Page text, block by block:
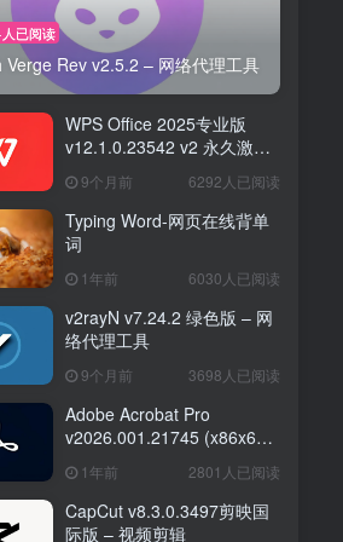
已阅读
Verge Rev v2.5.2 – 网络代理工具
WPS Office 2025专业版
v12.1.0.23542 v2 永久激活
9个月前 6292人已阅读
Typing Word-网页在线背单
词
1年前 6030人已阅读
v2rayN v7.24.2 绿色版 – 网
络代理工具
9个月前 3698人已阅读
Adobe Acrobat Pro
v2026.001.21745 (x86x64)
便携版— PDF编辑器
1年前 2801人已阅读
CapCut v8.3.0.3497剪映国
际版 – 视频剪辑